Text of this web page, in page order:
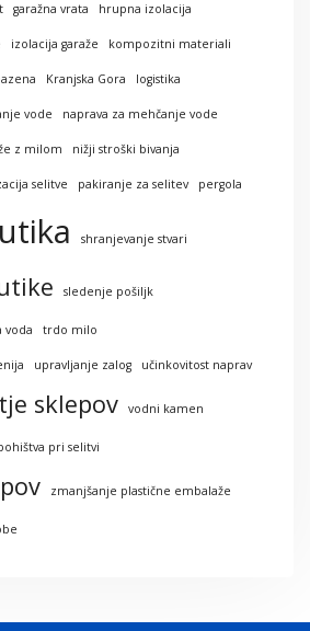
garažna vrata hrupna izolacija
izolacija garaže kompozitni materiali
Kranjska Gora logistika
vode naprava za mehčanje vode
z milom nižji stroški bivanja
selitve pakiranje za selitev pergola
shranjevanje stvari
sledenje pošiljk
voda trdo milo
upravljanje zalog učinkovitost naprav
sklepov vodni kamen
pri selitvi
zmanjšanje plastične embalaže